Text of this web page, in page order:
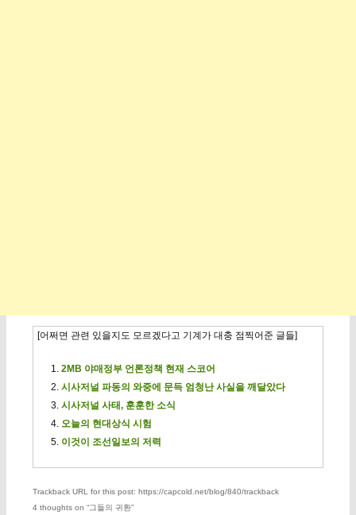
[어쩌면 관련 있을지도 모르겠다고 기계가 대충 점찍어준 글들]
2MB 야매정부 언론정책 현재 스코어
시사저널 파동의 와중에 문득 엄청난 사실을 깨달았다
시사저널 사태, 훈훈한 소식
오늘의 현대상식 시험
이것이 조선일보의 저력
Trackback URL for this post: https://capcold.net/blog/840/trackback
4 thoughts on “그들의 귀환”